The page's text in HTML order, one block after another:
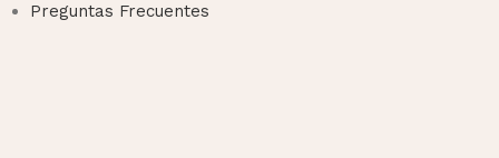
Preguntas Frecuentes